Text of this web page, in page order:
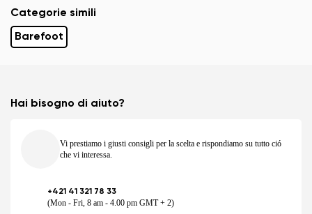
Categorie simili
Barefoot
Hai bisogno di aiuto?
Vi prestiamo i giusti consigli per la scelta e rispondiamo su tutto ció
che vi interessa.
+421 41 321 78 33
(Mon - Fri, 8 am - 4.00 pm GMT + 2)